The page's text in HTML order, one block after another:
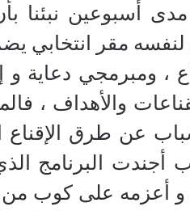
مدى أسبوعين
لنفسه مقر
دعاية و
والأهداف ،
عن طرق الإقناع
أجندت البرنامج
أعزمه على كوب من